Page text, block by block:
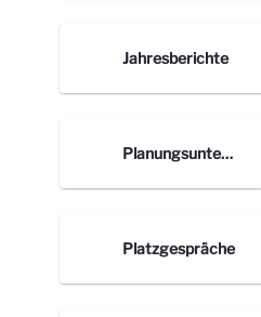
Jahresberichte
Planungsunterlagen nach Orten
Platzgespräche